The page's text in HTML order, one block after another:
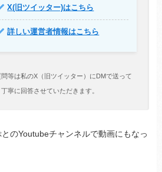
X(旧ツイッター)はこちら
詳しい運営者情報はこちら
等は私のX（旧ツイッター）にDMで送って
寧に回答させていただきます。
のYoutubeチャンネルで動画にもなっ